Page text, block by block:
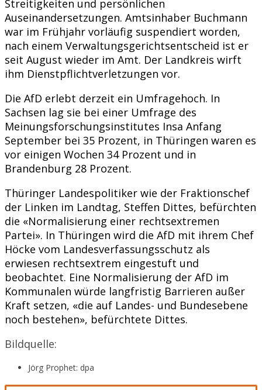
Streitigkeiten und persönlichen
Auseinandersetzungen. Amtsinhaber Buchmann
war im Frühjahr vorläufig suspendiert worden,
nach einem Verwaltungsgerichtsentscheid ist er
seit August wieder im Amt. Der Landkreis wirft
ihm Dienstpflichtverletzungen vor.
Die AfD erlebt derzeit ein Umfragehoch. In
Sachsen lag sie bei einer Umfrage des
Meinungsforschungsinstitutes Insa Anfang
September bei 35 Prozent, in Thüringen waren es
vor einigen Wochen 34 Prozent und in
Brandenburg 28 Prozent.
Thüringer Landespolitiker wie der Fraktionschef
der Linken im Landtag, Steffen Dittes, befürchten
die «Normalisierung einer rechtsextremen
Partei». In Thüringen wird die AfD mit ihrem Chef
Höcke vom Landesverfassungsschutz als
erwiesen rechtsextrem eingestuft und
beobachtet. Eine Normalisierung der AfD im
Kommunalen würde langfristig Barrieren außer
Kraft setzen, «die auf Landes- und Bundesebene
noch bestehen», befürchtete Dittes.
Bildquelle:
Jörg Prophet: dpa